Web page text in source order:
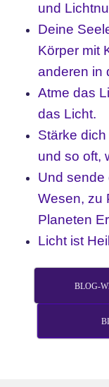
und
Deine
Körper mit
anderen in
Atme das
das Licht.
Stärke
und so oft,
Und sende
Wesen, zu
Planeten
Licht ist
BLOG-